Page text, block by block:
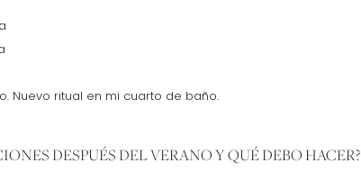
Nuevo ritual en mi cuarto de baño.
DESPUÉS DEL VERANO Y QUÉ DEBO HACER?